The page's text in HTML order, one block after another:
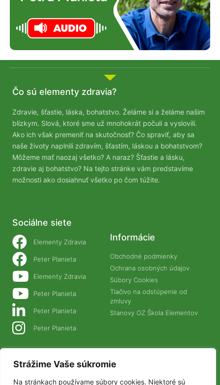
Strážime Vaše súkromie
Na stránkach používame súbory cookies. Niektoré sú
Čo sú elementy zdravia?
Zdravie, šťastie, láska, bohatstvo. Želáme si a želáme našim
blízkym. Slová, ktoré sme už mnohokrát počuli a vyslovili.
Ako ich však premeniť na skutočnosť? Čo spraviť, aby sa
naše životy naplnili zdravím, šťastím, láskou a bohatstvom?
Môžeme mať naozaj všetko? A naraz? Šťastie a lásku,
zdravie aj bohatstvo? Na tejto stránke vám predstavíme
možnosti ako dosiahnuť všetko po čom túžite.
Sociálne siete
Elementy Zdravia
Peter Planieta
Elementy Zdravia
Peter Planieta
Peter Planieta
Peter Planieta
Informácie
Obchodné podmienky
Ochrana osobných údajov
Súbory Cookies
Tlačivo na odstúpenie od
zmluvy
Stanovy OZ Škola Elementov